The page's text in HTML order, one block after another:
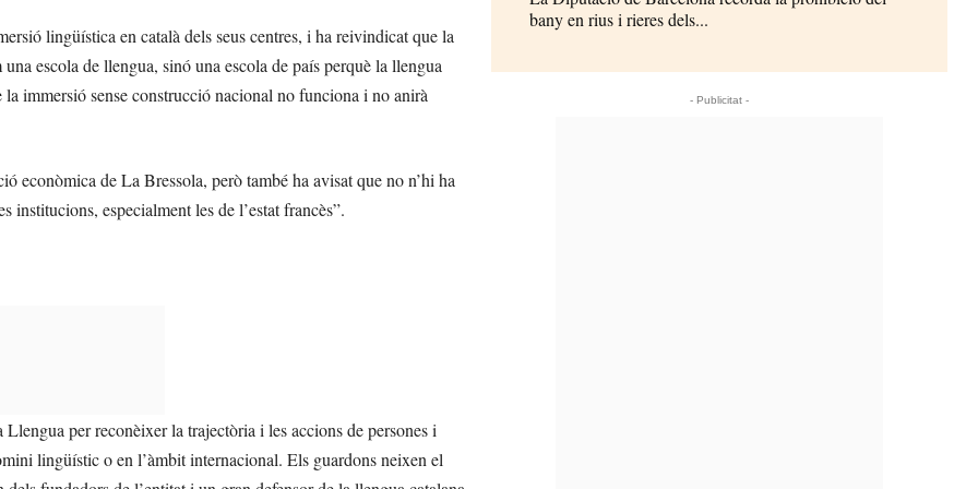
lingüística en català dels seus centres, i ha reivindicat que la
escola de llengua, sinó una escola de país perquè la llengua
immersió sense construcció nacional no funciona i no anirà
econòmica de La Bressola, però també ha avisat que no n’hi ha
especialment les de l’estat francès”.
per reconèixer la trajectòria i les accions de persones i
lingüístic o en l’àmbit internacional. Els guardons neixen el
bany en rius i rieres dels...
- Publicitat -